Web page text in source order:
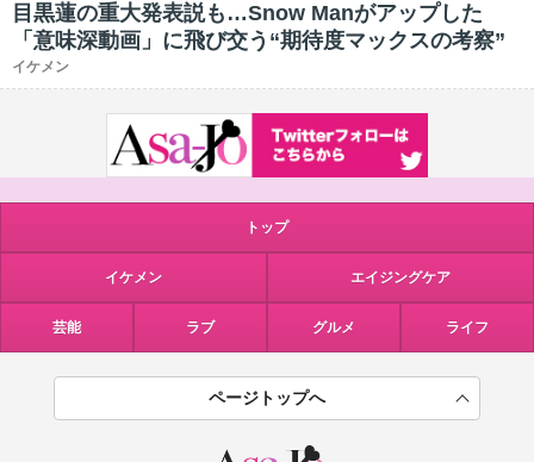
目黒蓮の重大発表説も…Snow Manがアップした
「意味深動画」に飛び交う“期待度マックスの考察”
イケメン
トップ
イケメン エイジングケア
芸能 ラブ グルメ ライフ
ページトップへ